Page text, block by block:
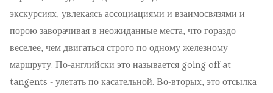
экскурсиях, увлекаясь ассоциациями и взаимосвязями и
порою заворачивая в неожиданные места, что гораздо
веселее, чем двигаться строго по одному железному
маршруту. По-английски это называется going off at
tangents - улетать по касательной. Во-вторых, это отсылка